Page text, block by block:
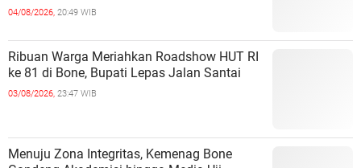
04/08/2026, 20:49 WIB
Ribuan Warga Meriahkan Roadshow HUT RI
ke 81 di Bone, Bupati Lepas Jalan Santai
03/08/2026, 23:47 WIB
Menuju Zona Integritas, Kemenag Bone